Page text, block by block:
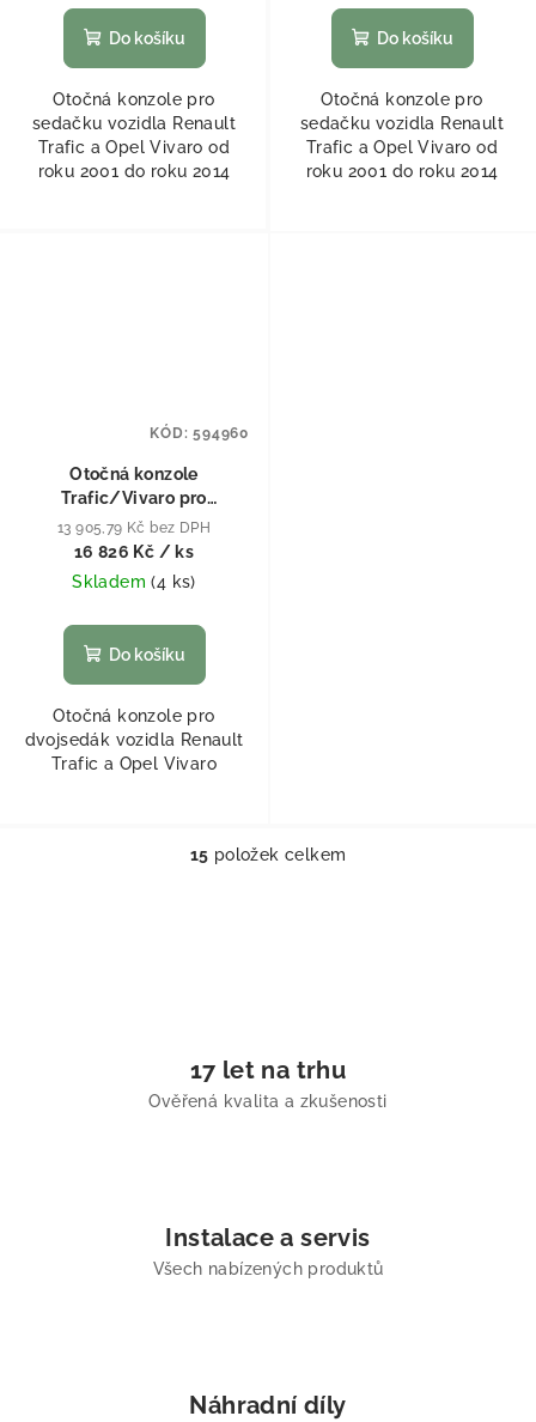
Do košíku
Otočná konzole pro
sedačku vozidla Renault
Trafic a Opel Vivaro od
roku 2001 do roku 2014
Do košíku
Otočná konzole pro
sedačku vozidla Renault
Trafic a Opel Vivaro od
roku 2001 do roku 2014
Otočná konzole
Trafic/Vivaro pro
dvojsedák
13 905,79 Kč bez DPH
16 826 Kč / ks
Skladem(4 ks)
Do košíku
Otočná konzole pro
dvojsedák vozidla Renault
Trafic a Opel Vivaro
KÓD:594960
Ovládací prvky výpisu
15 položek celkem
17 let na trhu
Ověřená kvalita a zkušenosti
Instalace a servis
Všech nabízených produktů
Náhradní díly